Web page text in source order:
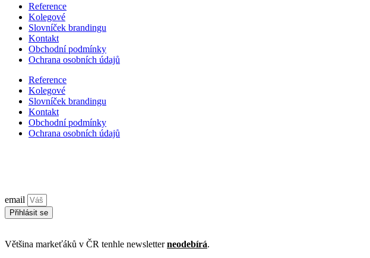
Reference
Kolegové
Slovníček brandingu
Kontakt
Obchodní podmínky
Ochrana osobních údajů
Reference
Kolegové
Slovníček brandingu
Kontakt
Obchodní podmínky
Ochrana osobních údajů
email
Přihlásit se
Většina markeťáků v ČR tenhle newsletterneodebírá.